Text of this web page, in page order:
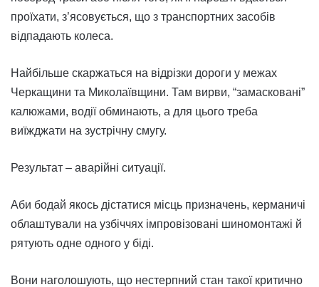
проїхати, з’ясовується, що з транспортних засобів
відпадають колеса.
Найбільше скаржаться на відрізки дороги у межах
Черкащини та Миколаївщини. Там вирви, “замасковані”
калюжами, водії обминають, а для цього треба
виїжджати на зустрічну смугу.
Результат – аварійні ситуації.
Аби бодай якось дістатися місць призначень, керманичі
облаштували на узбіччях імпровізовані шиномонтажі й
рятують одне одного у біді.
Вони наголошують, що нестерпний стан такої критично